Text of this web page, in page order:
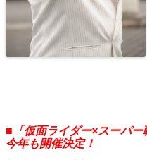
■「仮面ライダー×スーパ
今年も開催決定！